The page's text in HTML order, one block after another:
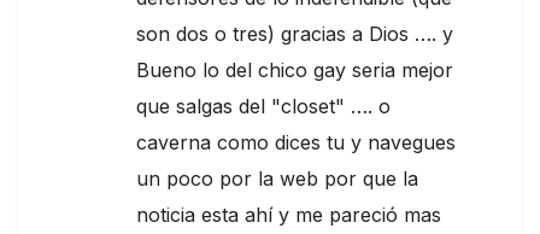
son dos o tres) gracias a Dios …. y
Bueno lo del chico gay seria mejor
que salgas del "closet" …. o
caverna como dices tu y navegues
un poco por la web por que la
noticia esta ahí y me pareció mas